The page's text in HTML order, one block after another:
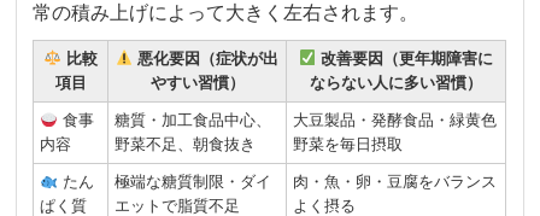
常の積み上げによって大きく左右されます。
比較
項目
悪化要因（症状が出
やすい習慣）
改善要因（更年期障害に
ならない人に多い習慣）
食事
内容
糖質・加工食品中心、
野菜不足、朝食抜き
大豆製品・発酵食品・緑黄色
野菜を毎日摂取
たん
ぱく質
極端な糖質制限・ダイ
エットで脂質不足
肉・魚・卵・豆腐をバランス
よく摂る